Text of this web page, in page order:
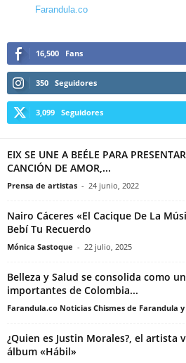
Farandula.co
16,500 Fans
350 Seguidores
3,099 Seguidores
EIX SE UNE A BEÉLE PARA
CANCIÓN DE AMOR,...
Prensa de artistas - 24 junio, 2022
Nairo Cáceres «El Cacique De La
Bebí Tu Recuerdo
Mónica Sastoque - 22 julio, 2025
Belleza y Salud se consolida como
importantes de Colombia...
Farandula.co Noticias Chismes de Farandula
¿Quien es Justin Morales?, el artista
álbum «Hábil»